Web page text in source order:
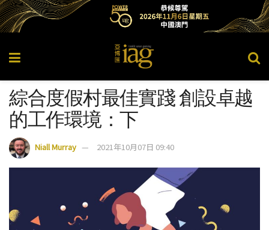
綜合度假村最佳實踐 創設卓越
的工作環境：下
Niall Murray 2021年10月07日 09:40